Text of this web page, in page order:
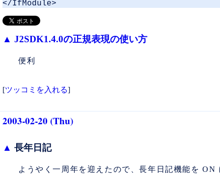
▲ J2SDK1.4.0の正規表現の使い方
便利
[ツッコミを入れる]
2003-02-20 (Thu)
▲ 長年日記
ようやく一周年を迎えたので、長年日記機能を ON